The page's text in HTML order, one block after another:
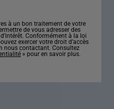
à un bon traitement de votre
de vous adresser des
Conformément à la loi
exercer votre droit d’accès
nous contactant. Consultez
» pour en savoir plus.